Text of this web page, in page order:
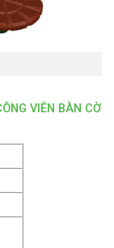
VIÊN BÀN CỜ